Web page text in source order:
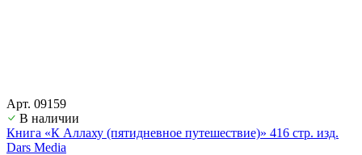
Арт. 09159
В наличии
Книга «К Аллаху (пятидневное путешествие)» 416 стр. изд.
Dars Media